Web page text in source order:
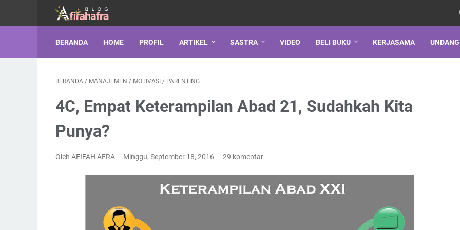
BERANDA HOME PROFIL ARTIKEL SASTRA VIDEO BELI BUKU KERJASAMA
BERANDA / MANAJEMEN / MOTIVASI / PARENTING
4C, Empat Keterampilan Abad 21, Sudahkah Kita
Punya?
Oleh AFIFAH AFRA Minggu, September 18, 2016 29 komentar